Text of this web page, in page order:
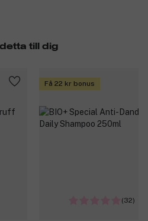
till dig
Få 22 kr bonus
(32)